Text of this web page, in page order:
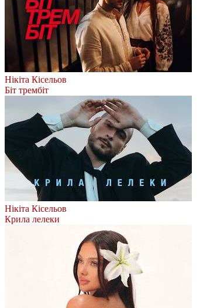
Нікіта Кісельов
Біт трембіт
Нікіта Кісельов
Крила лелеки